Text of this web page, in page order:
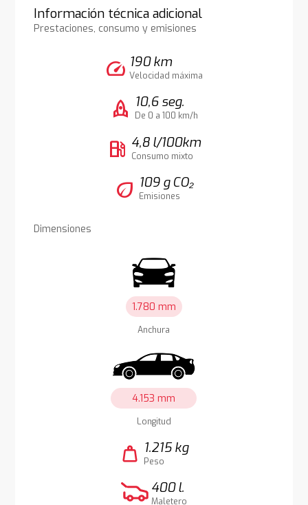
Información técnica adicional
Prestaciones, consumo y emisiones
speed 190 km
Velocidad máxima
rocket 10,6 seg.
De 0 a 100 km/h
local_gas_station 4,8 l/100km
Consumo mixto
eco 109 g CO₂
Emisiones
Dimensiones
1.780 mm
Anchura
4.153 mm
Longitud
weight 1.215 kg
Peso
400 l.
Maletero